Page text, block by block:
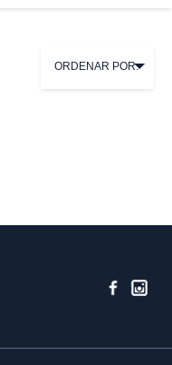
ORDENAR POR: